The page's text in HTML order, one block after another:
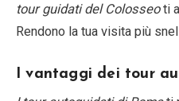
tour guidati del Colosseoti
Rendono la tua visita più
I vantaggi dei tour